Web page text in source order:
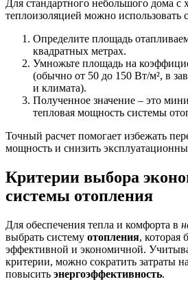
Для стандартного небольшого дома с
теплоизоляцией можно
Определите площадь
квадратных метрах.
Умножьте площадь на
(обычно от 50 до 150 Вт/м², в
и климата).
Полученное значение – это
тепловая мощность системы
Точный расчет помогает избежать
мощность и снизить
Критерии выбора
системы отопления
Для обеспечения тепла и комфорта в
выбрать систему отопления, которая
эффективной и экономичной.
критерии, можно сократить затраты
повысить энергоэффективность.